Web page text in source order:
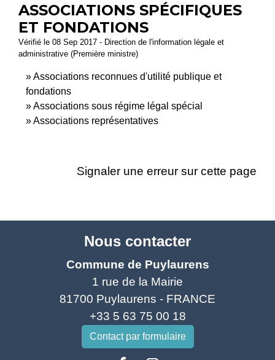
ASSOCIATIONS SPÉCIFIQUES
ET FONDATIONS
Vérifié le 08 Sep 2017 - Direction de l'information légale et
administrative (Première ministre)
Associations reconnues d'utilité publique et
fondations
Associations sous régime légal spécial
Associations représentatives
Signaler une erreur sur cette page
Nous contacter
Commune de Puylaurens
1 rue de la Mairie
81700 Puylaurens - FRANCE
+33 5 63 75 00 18
Contact par formulaire